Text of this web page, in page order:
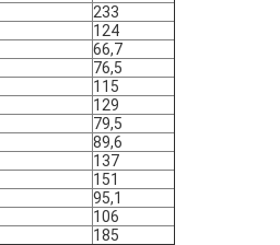
233
124
66,7
76,5
115
129
79,5
89,6
137
151
95,1
106
185